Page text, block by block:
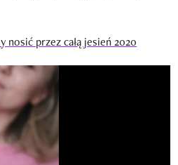
przez całą jesień 2020